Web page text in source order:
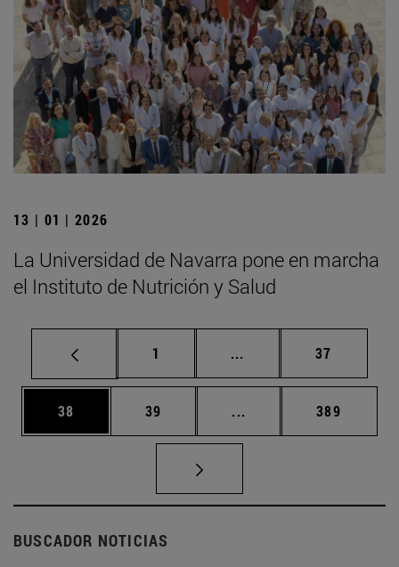
13 | 01 | 2026
La Universidad de Navarra pone en marcha
el Instituto de Nutrición y Salud
Página
1 ... Páginas intermedias
Página
37
Página
38 Página
39 ... Páginas intermedias
Página
389
BUSCADOR NOTICIAS